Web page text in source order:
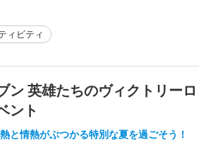
ィビティ
ン 英雄たちのヴィクトリーロ
ント
と情熱がぶつかる特別な夏を過ごそう！